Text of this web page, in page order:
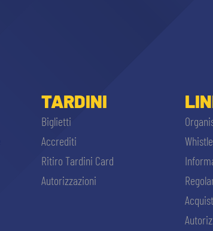
TARDINI
Biglietti
Accrediti
Ritiro Tardini Card
Autorizzazioni